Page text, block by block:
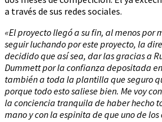
a través de sus redes sociales.
«El proyecto llegó a su fin, al menos por
seguir luchando por este proyecto, la
decidido que así sea, dar las gracias a
Dummett por la confianza depositada
también a toda la plantilla que seguro
porque todo esto saliese bien. Me voy
la conciencia tranquila de haber hecho
mano y con la espinita de que uno de